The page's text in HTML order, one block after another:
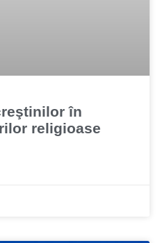
în
religioase